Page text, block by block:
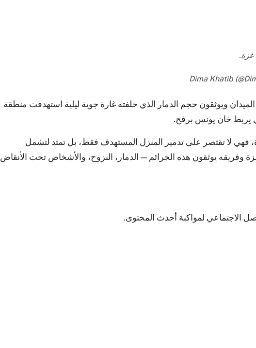
غزة.
ويوثقون حجم الدمار الذي خلفته غارة جوية ليلية استهدفت منطقة
يربط خان يونس برفح.
فهي لا تقتصر على تدمير المنزل المستهدف فقط، بل تمتد لتشمل
وفريقه يوثقون هذه الجرائم — الدمار، النزوح، والأشخاص تحت الأنقاض
الاجتماعي لمواكبة أحدث المحتوى.